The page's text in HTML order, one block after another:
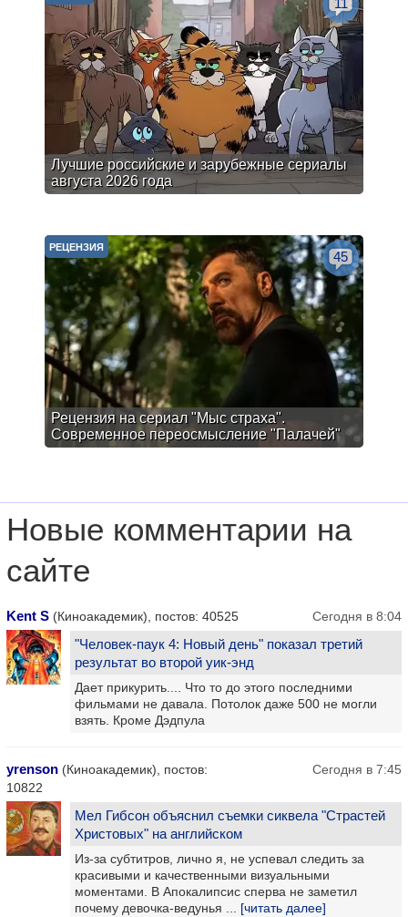
Лучшие российские и зарубежные сериалы
августа 2026 года
11
Рецензия на сериал "Мыс страха".
Современное переосмысление "Палачей"
РЕЦЕНЗИЯ
45
Новые комментарии на
сайте
Kent S (Киноакадемик), постов: 40525 Сегодня в 8:04
"Человек-паук 4: Новый день" показал третий
результат во второй уик-энд
Дает прикурить.... Что то до этого последними
фильмами не давала. Потолок даже 500 не могли
взять. Кроме Дэдпула
yrenson (Киноакадемик), постов:
10822
Сегодня в 7:45
Мел Гибсон объяснил съемки сиквела "Страстей
Христовых" на английском
Из-за субтитров, лично я, не успевал следить за
красивыми и качественными визуальными
моментами. В Апокалипсис сперва не заметил
почему девочка-ведунья ... [читать далее]